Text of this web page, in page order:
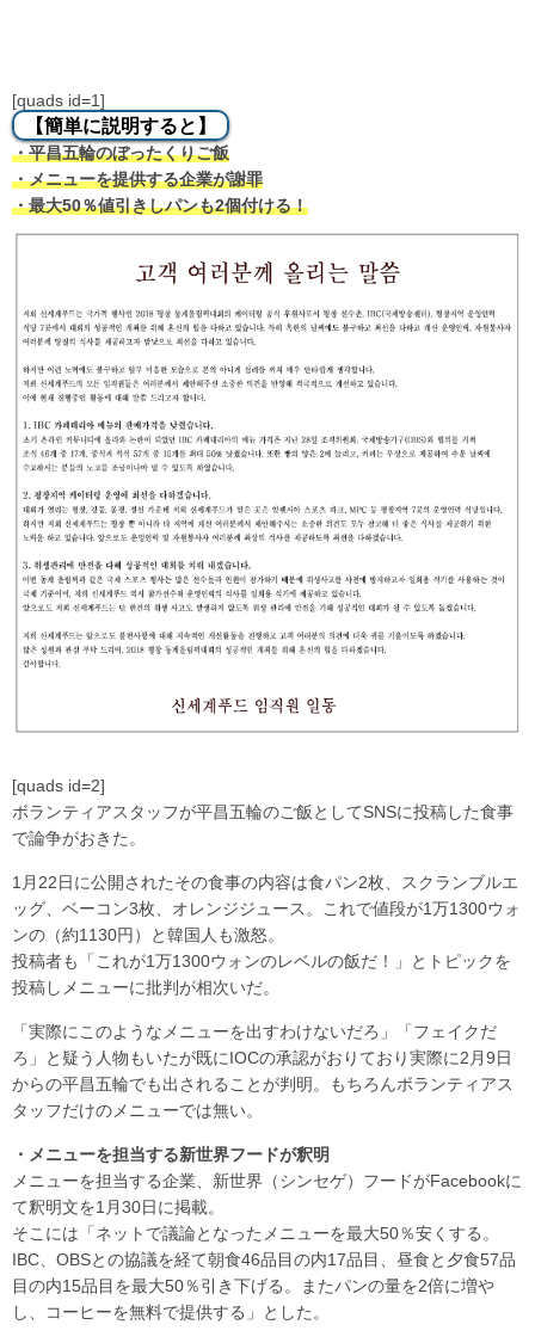
[quads id=1]
【簡単に説明すると】
・平昌五輪のぼったくりご飯
・メニューを提供する企業が謝罪
・最大50％値引きしパンも2個付ける！
[quads id=2]
ボランティアスタッフが平昌五輪のご飯としてSNSに投稿した食事
で論争がおきた。
1月22日に公開されたその食事の内容は食パン2枚、スクランブルエ
ッグ、ベーコン3枚、オレンジジュース。これで値段が1万1300ウォ
ンの（約1130円）と韓国人も激怒。
投稿者も「これが1万1300ウォンのレベルの飯だ！」とトピックを
投稿しメニューに批判が相次いだ。
「実際にこのようなメニューを出すわけないだろ」「フェイクだ
ろ」と疑う人物もいたが既にIOCの承認がおりており実際に2月9日
からの平昌五輪でも出されることが判明。もちろんボランティアス
タッフだけのメニューでは無い。
・メニューを担当する新世界フードが釈明
メニューを担当する企業、新世界（シンセゲ）フードがFacebookに
て釈明文を1月30日に掲載。
そこには「ネットで議論となったメニューを最大50％安くする。
IBC、OBSとの協議を経て朝食46品目の内17品目、昼食と夕食57品
目の内15品目を最大50％引き下げる。またパンの量を2倍に増や
し、コーヒーを無料で提供する」とした。